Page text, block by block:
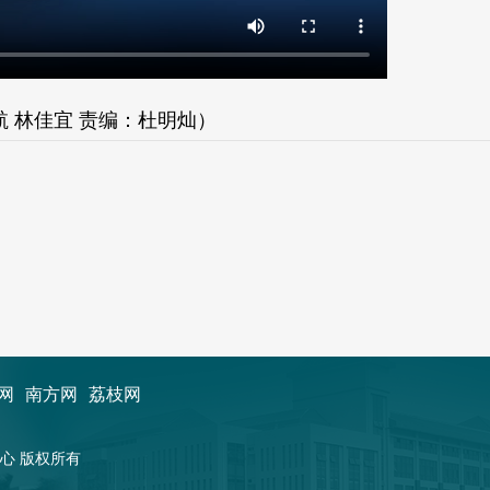
佳宜 责编：杜明灿）
南方网 荔枝网
版权所有